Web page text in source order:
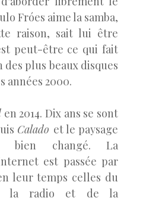
Fróes aime la samba,
raison, sait lui être
peut-être ce qui fait
des plus beaux disques
années 2000.
en 2014. Dix ans se sont
Calado et le paysage
bien changé. La
est passée par
leur temps celles du
la radio et de la